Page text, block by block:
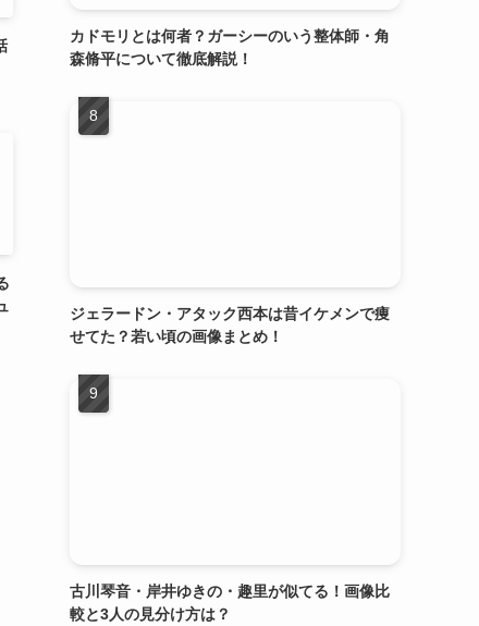
カドモリとは何者？ガーシーのいう整体師・角
森脩平について徹底解説！
ジェラードン・アタック西本は昔イケメンで痩
せてた？若い頃の画像まとめ！
古川琴音・岸井ゆきの・趣里が似てる！画像比
較と3人の見分け方は？